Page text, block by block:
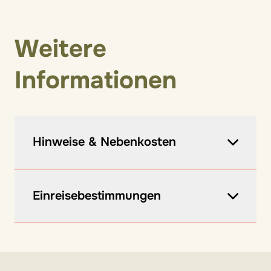
Weitere
Informationen
Hinweise & Nebenkosten
Ortstaxe 3,30 €/Tag/Person ab 18 J.
Einreisebestimmungen